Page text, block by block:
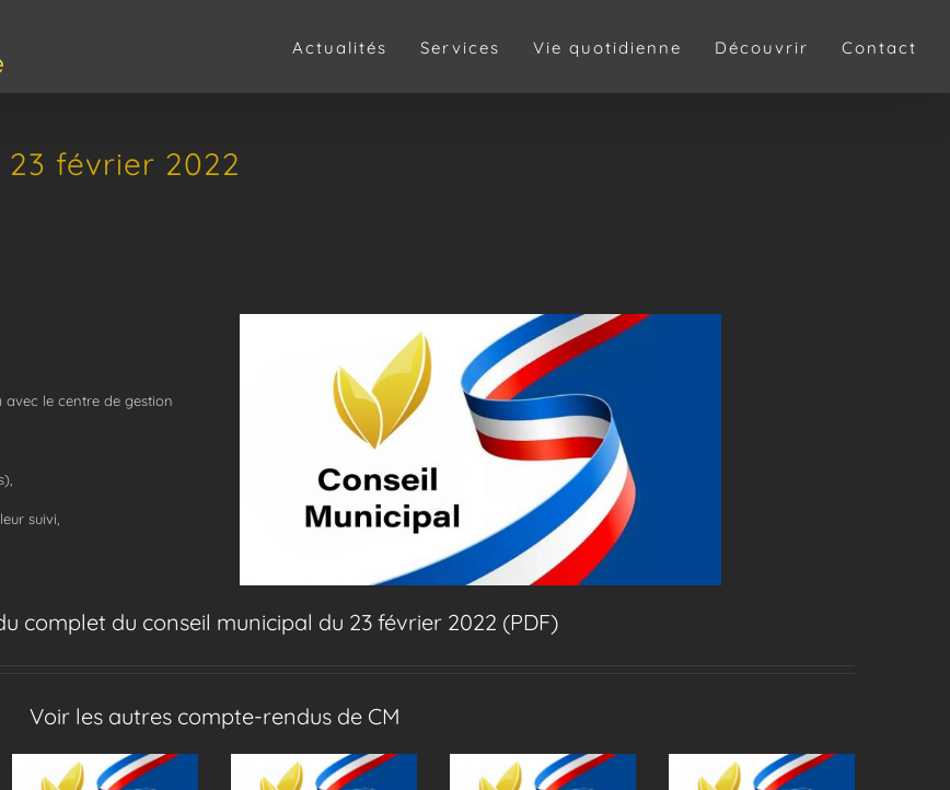
Actualités Services Vie quotidienne Découvrir Contact
février 2022
avec le centre de gestion
suivi,
complet du conseil municipal du 23 février 2022 (PDF)
Voir les autres compte-rendus de CM